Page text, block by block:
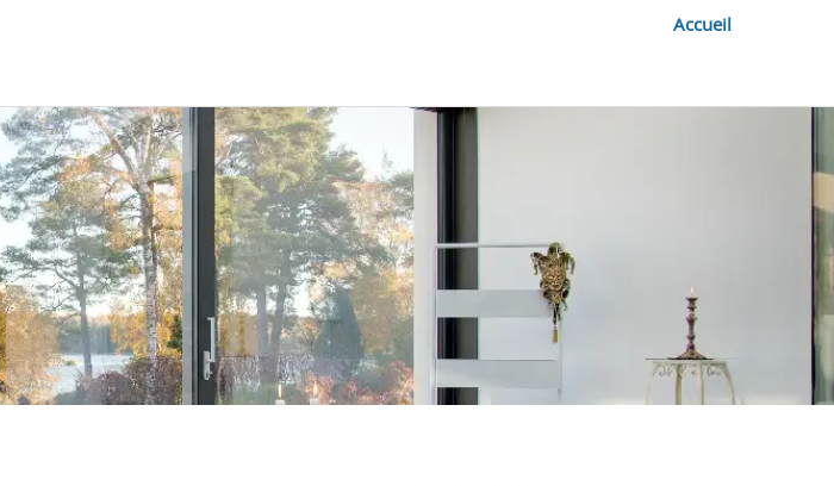
Accueil